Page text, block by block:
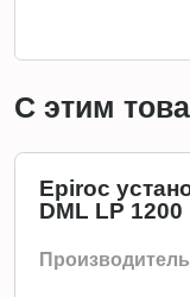
С этим
Epiroc
DML LP 1200
Производитель